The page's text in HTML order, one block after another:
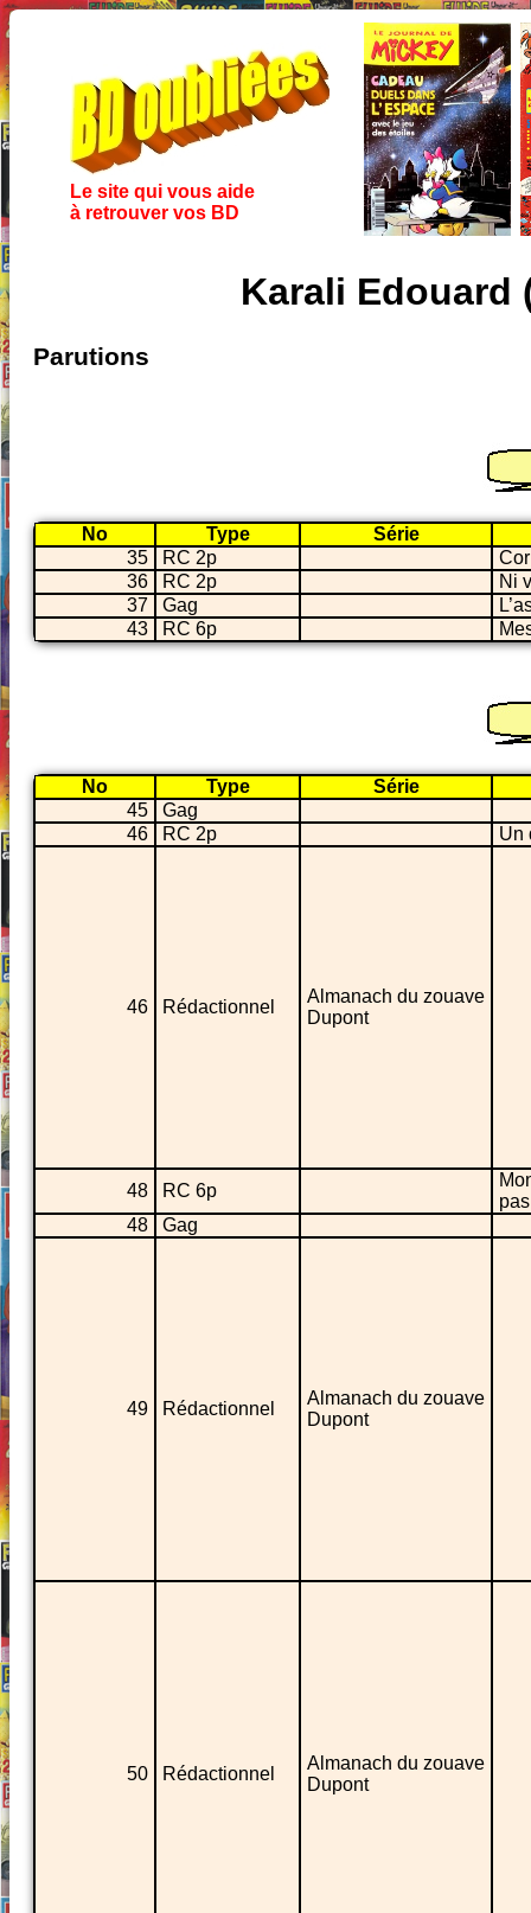
Le site qui vous aide
à retrouver vos BD
Karali Edouard
Parutions
No Type
Série
35
RC 2p
36
RC 2p
Ni
37
Gag
43
RC 6p
No Type
Série
45
Gag
46
RC 2p Un
46 Rédactionnel
Almanach du zouave
Dupont
48 RC 6p
48
Gag
49 Rédactionnel
Almanach du zouave
Dupont
50 Rédactionnel
Almanach du zouave
Dupont